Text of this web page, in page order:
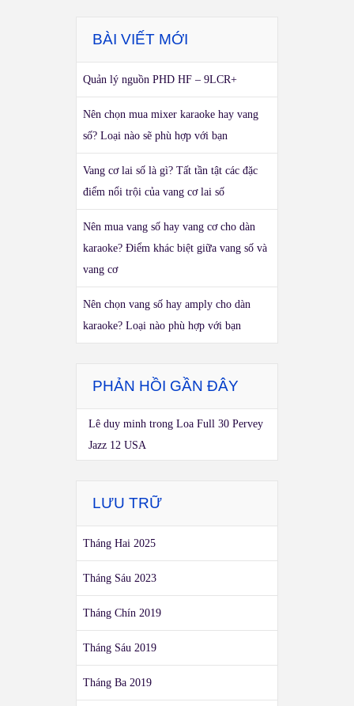
BÀI VIẾT MỚI
Quản lý nguồn PHD HF – 9LCR+
Nên chọn mua mixer karaoke hay vang
số? Loại nào sẽ phù hợp với bạn
Vang cơ lai số là gì? Tất tần tật các đặc
điểm nổi trội của vang cơ lai số
Nên mua vang số hay vang cơ cho dàn
karaoke? Điểm khác biệt giữa vang số và
vang cơ
Nên chọn vang số hay amply cho dàn
karaoke? Loại nào phù hợp với bạn
PHẢN HỒI GẦN ĐÂY
Lê duy minh trong Loa Full 30 Pervey
Jazz 12 USA
LƯU TRỮ
Tháng Hai 2025
Tháng Sáu 2023
Tháng Chín 2019
Tháng Sáu 2019
Tháng Ba 2019